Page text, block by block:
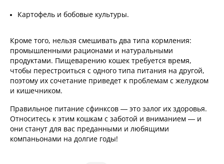
Картофель и бобовые культуры.
Кроме того, нельзя смешивать два типа кормления:
промышленными рационами и натуральными
продуктами. Пищеварению кошек требуется время,
чтобы перестроиться с одного типа питания на другой,
поэтому их сочетание приведет к проблемам с желудком
и кишечником.
Правильное питание сфинксов — это залог их здоровья.
Относитесь к этим кошкам с заботой и вниманием — и
они станут для вас преданными и любящими
компаньонами на долгие годы!